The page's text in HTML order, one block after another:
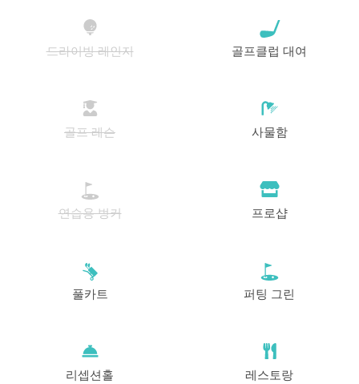
드라이빙 레인지 골프클럽 대여
골프 레슨 사물함
연습용 벙커 프로샵
풀카트 퍼팅 그린
리셉션홀 레스토랑